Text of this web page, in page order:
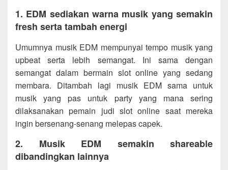
1. EDM sediakan warna musik yang semakin
fresh serta tambah energi
Umumnya musik EDM mempunyai tempo musik yang
upbeat serta lebih semangat. Ini sama dengan
semangat dalam bermain slot online yang sedang
membara. Ditambah lagi musik EDM sama untuk
musik yang pas untuk party yang mana sering
dilaksanakan pemain judi slot online saat mereka
ingin bersenang-senang melepas capek.
2. Musik EDM semakin shareable
dibandingkan lainnya